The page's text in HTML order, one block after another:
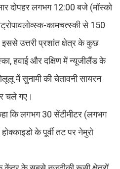
दोपहर लगभग 12:00 बजे (मॉस्को
कामचत्स्की से 150
उत्तरी प्रशांत क्षेत्र के कुछ
हवाई और दक्षिण में न्यूजीलैंड के
में सुनामी की चेतावनी सायरन
चले गए।
कि लगभग 30 सेंटीमीटर (लगभग
के पूर्वी तट पर नेमुरो